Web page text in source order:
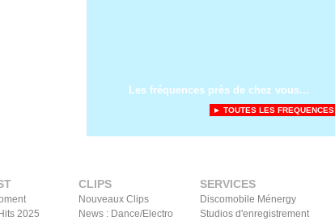
Les fréquences près de chez vous...
► TOUTES LES FREQUENCES
2025
CLIPS
Nouveaux Clips
News : Dance/Electro
SERVICES
Discomobile Ménergy
Studios d'enregistrement